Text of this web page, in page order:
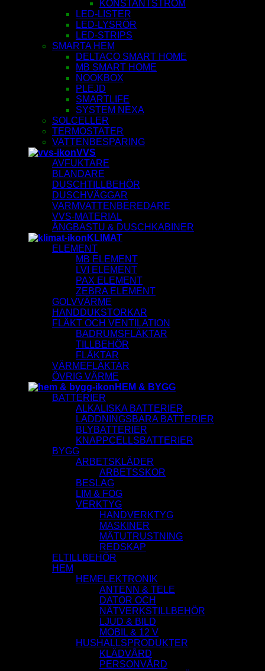
KONSTANTSTRÖM
LED-LISTER
LED-LYSRÖR
LED-STRIPS
SMARTA HEM
DELTACO SMART HOME
MB SMART HOME
NOOKBOX
PLEJD
SMARTLIFE
SYSTEM NEXA
SOLCELLER
TERMOSTATER
VATTENBESPARING
VVS
AVFUKTARE
BLANDARE
DUSCHTILLBEHÖR
DUSCHVÄGGAR
VARMVATTENBEREDARE
VVS-MATERIAL
ÅNGBASTU & DUSCHKABINER
KLIMAT
ELEMENT
MB ELEMENT
LVI ELEMENT
PAX ELEMENT
ZEBRA ELEMENT
GOLVVÄRME
HANDDUKSTORKAR
FLÄKT OCH VENTILATION
BADRUMSFLÄKTAR
TILLBEHÖR
FLÄKTAR
VÄRMEFLÄKTAR
ÖVRIG VÄRME
HEM & BYGG
BATTERIER
ALKALISKA BATTERIER
LADDNINGSBARA BATTERIER
BLYBATTERIER
KNAPPCELLSBATTERIER
BYGG
ARBETSKLÄDER
ARBETSSKOR
BESLAG
LIM & FOG
VERKTYG
HANDVERKTYG
MASKINER
MÄTUTRUSTNING
REDSKAP
ELTILLBEHÖR
HEM
HEMELEKTRONIK
ANTENN & TELE
DATOR OCH
NÄTVERKSTILLBEHÖR
LJUD & BILD
MOBIL & 12 V
HUSHALLSPRODUKTER
KLÄDVÅRD
PERSONVÅRD